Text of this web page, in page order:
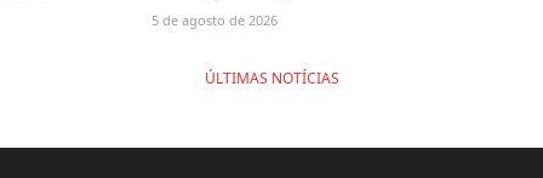
5 de agosto de 2026
ÚLTIMAS NOTÍCIAS